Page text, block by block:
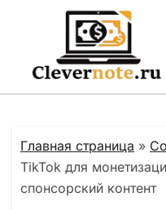
содержанию
Главная страница »
TikTok для
спонсорский контент